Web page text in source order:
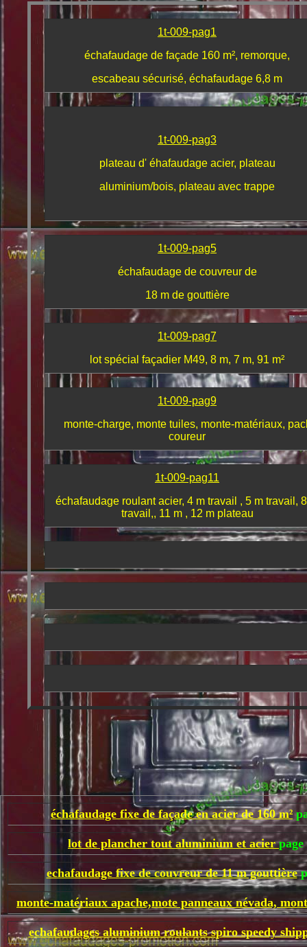
1t-009-pag1
échafaudage de façade 160 m², remorque,
escabeau sécurisé, échafaudage 6,8 m
1t-009-pag3
plateau d' éhafaudage acier, plateau
aluminium/bois, plateau avec trappe
1t-009-pag5
échafaudage de couvreur de
18 m de gouttière
1t-009-pag7
lot spécial façadier M49, 8 m, 7 m, 91 m²
1t-009-pag9
monte-charge, monte tuiles, monte-matériaux,
coureur
1t-009-pag11
échafaudage roulant acier, 4 m travail , 5 m travail,
travail,, 11 m , 12 m plateau
échafaudage fixe de façade en acier de 160 m²
lot de plancher tout aluminium et acierpage
echafaudage fixe de couvreur de 11 m gouttière
monte-matériaux apache,mote panneaux névada,
echafaudages aluminium roulants spiro speedy